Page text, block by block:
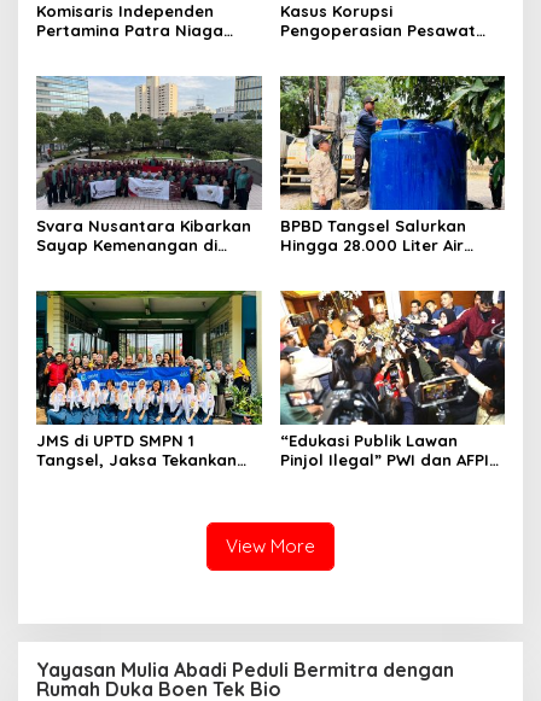
Komisaris Independen
Pertamina Patra Niaga
Sentuhan Kemanusiaan dan
Keberlanjutan
Kasus Korupsi
Pengoperasian Pesawat
Tersangka
Svara Nusantara Kibarkan
Sayap Kemenangan di
BPBD Tangsel Salurkan
Hingga 28.000 Liter Air
Kekeringan
JMS di UPTD SMPN 1
Tangsel, Jaksa Tekankan
“Edukasi Publik Lawan
Pinjol Ilegal” PWI dan AFPI
View More
Yayasan Mulia Abadi Peduli Bermitra dengan
Rumah Duka Boen Tek Bio